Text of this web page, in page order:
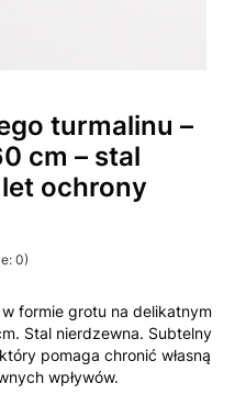
turmalinu –
cm – stal
ochrony
0)
formie grotu na delikatnym
Stal nierdzewna. Subtelny
pomaga chronić własną
wpływów.